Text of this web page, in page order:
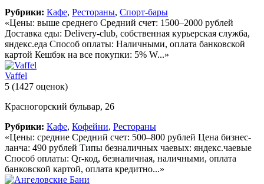
Рубрики: Кафе, Рестораны, Спорт-бары
«Цены: выше среднего Средний счет: 1500–2000 рублей
Доставка еды: Delivery-club, собственная курьерская служба,
яндекс.еда Способ оплаты: Наличными, оплата банковской
картой Кешбэк на все покупки: 5% W...»
Vaffel
5 (1427 оценок)
Красногорский бульвар, 26
Рубрики: Кафе, Кофейни, Рестораны
«Цены: средние Средний счет: 500–800 рублей Цена бизнес-
ланча: 490 рублей Типы безналичных чаевых: яндекс.чаевые
Способ оплаты: Qr-код, безналичная, наличными, оплата
банковской картой, оплата кредитно...»